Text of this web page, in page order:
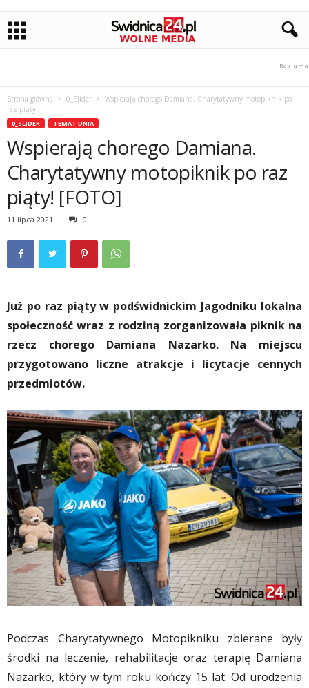
Strona główna 0_Slider
Wspierają chorego Damiana. Charytatywny motopiknik po
raz piąty!
0_SLIDER TEMAT DNIA
Wspierają chorego Damiana.
Charytatywny motopiknik po raz
piąty! [FOTO]
11 lipca 2021 0
Już po raz piąty w podświdnickim Jagodniku lokalna
społeczność wraz z rodziną zorganizowała piknik na
rzecz chorego Damiana Nazarko. Na miejscu
przygotowano liczne atrakcje i licytacje cennych
przedmiotów.
Podczas Charytatywnego Motopikniku zbierane były
środki na leczenie, rehabilitacje oraz terapię Damiana
Nazarko, który w tym roku kończy 15 lat. Od urodzenia